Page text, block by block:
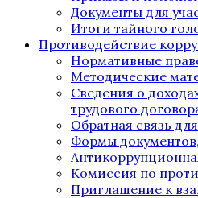
Документы для
Итоги тайного
Противодействие
Нормативные
Методические
Сведения о
трудового
Обратная связь
Формы
Комиссия по
Приглашение к